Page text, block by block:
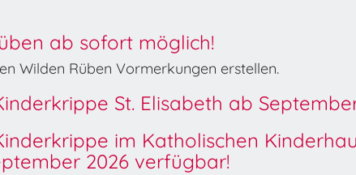
ab sofort möglich!
Wilden Rüben Vormerkungen erstellen.
St. Elisabeth ab
im Katholischen
2026 verfügbar!